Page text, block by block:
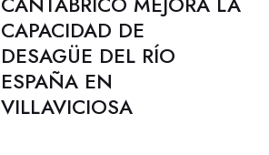
CAPACIDAD DE
DESAGÜE DEL RÍO
ESPAÑA EN
VILLAVICIOSA